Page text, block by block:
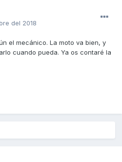
del 2018
el mecánico. La moto va bien, y
cuando pueda. Ya os contaré la